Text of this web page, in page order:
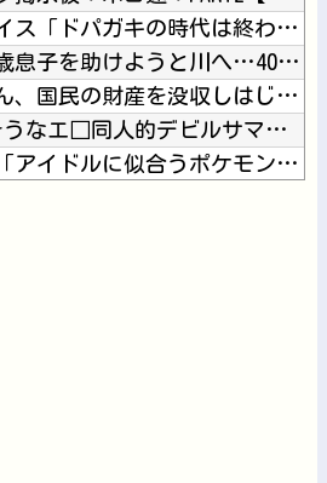
【にじさんじ】 ルイス「ドパガキの時代は終わり！セロトニン優...
【悲痛】 溺れた11歳息子を助けようと川へ…40歳父親が死亡...
【悲報】 ロシアさん、国民の財産を没収しはじめるｗｗｗｗｗ
2000円位で売ってそうなエ□同人的デビルサマナー 第2話
【デレマス】 紗南「アイドルに似合うポケモン？」